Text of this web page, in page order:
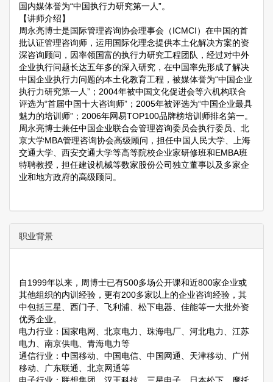
国内媒体誉为“中国执行力研究第一人”。
【讲师介绍】
周永亮博士是国际管理咨询协会理事会（ICMCI）在中国的首
批认证管理咨询师，运用国际化理念提供本土化解决方案的资
深咨询顾问，因率领国富的执行力研究工程团队，经过对中外
企业执行问题长达五年多的深入研究，在中国率先形成了解决
中国企业执行力问题的本土化教育工程，被媒体誉为“中国企业
执行力研究第一人”；2004年被中国文化促进会等六机构联合
评选为“首届中国十大咨询师”；2005年被评选为“中国企业最具
魅力的培训师”；2006年网易TOP100品牌榜培训师排名第一。
周永亮博士兼任中国企业联合会管理咨询委员会执行委员、北
京大学MBA管理咨询协会高级顾问，担任中国人民大学、上海
交通大学、西安交通大学等高等院校企业家研修班和EMBA班
特聘教授，担任建设机械等数家股份公司独立董事以及多家企
业和地方政府的高级顾问。
职业背景
自1999年以来，周博士已有500多场公开课和近800家企业或
其他组织的内训经验，更有200多家以上的企业咨询经验，其
中包括三星、西门子、飞利浦、松下电器、佳能等一大批外资
优秀企业。
电力行业：国家电网、北京电力、珠海电厂、河北电力、江苏
电力、南京供电、青海电力等
通信行业：中国移动、中国电信、中国网通、天津移动、广州
移动、广东联通、北京网通等